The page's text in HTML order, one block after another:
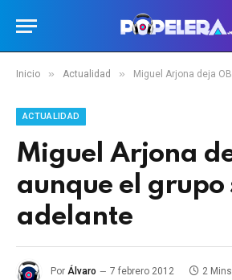
Inicio » Actualidad » Miguel Arjona deja OBK
ACTUALIDAD
Miguel Arjona
aunque el grupo
adelante
Por Álvaro 7 febrero 2012 2